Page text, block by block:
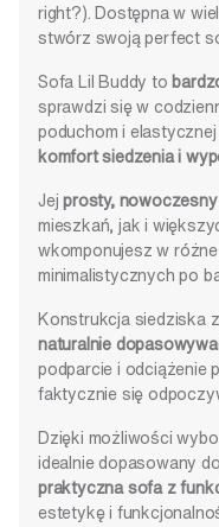
right?). Dostępna w
stwórz swoją perfect
Sofa Lil Buddy to
sprawdzi się w
poduchom i
komfort siedzenia i
Jejprosty, nowoczesny
mieszkań, jak i
wkomponujesz w
minimalistycznych po
Konstrukcja siedziska
naturalnie
podparcie i odciążenie
faktycznie się
Dzięki możliwości
idealnie dopasowany
praktyczna sofa z
estetykę i